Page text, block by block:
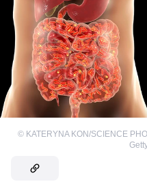
© KATERYNA KON/SCIENCE